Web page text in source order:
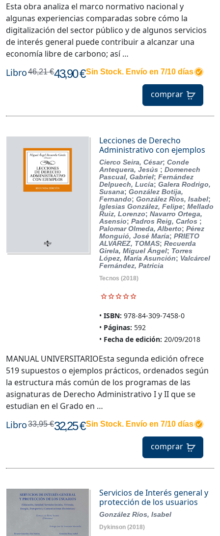
Libro46,21 €43,90 €Sin Stock. Envío en 7/10 días
comprar
Esta obra analiza el marco normativo nacional y
algunas experiencias comparadas sobre cómo la
digitalización del sector público y de algunos servicios
de interés general puede contribuir a alcanzar una
economía libre de carbono; así …
Lecciones de Derecho
Administrativo con ejemplos
Cierco Seira, César; Conde
Antequera, Jesús ; Domenech
Pascual, Gabriel; Fernández
Delpuech, Lucía; Galera Rodrigo,
Susana; González Botija,
Fernando; González Ríos, Isabel;
Iglesias González, Felipe; Mellado
Ruiz, Lorenzo; Navarro Ortega,
Asensio; Padros Reig, Carlos ;
Palomar Olmeda, Alberto; Pérez
Monguió, José María; PRIETO
ALVAREZ, TOMAS; Recuerda
Girela, Miguel Ángel; Torres
López, María Asunción; Valcárcel
Fernández, Patricia
Tecnos (2018)
ISBN: 978-84-309-7458-0
Páginas: 592
Fecha de edición: 20/09/2018
Libro33,95 €32,25 €Sin Stock. Envío en 7/10 días
comprar
MANUAL UNIVERSITARIOEsta segunda edición ofrece
519 supuestos o ejemplos prácticos, ordenados según
la estructura más común de los programas de las
asignaturas de Derecho Administrativo I y II que se
estudian en el Grado en …
Servicios de Interés general y
protección de los usuarios
González Ríos, Isabel
Dykinson(2018)